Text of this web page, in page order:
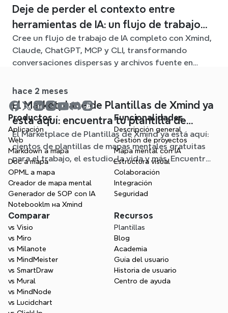
Deje de perder el contexto entre
herramientas de IA: un flujo de trabajo
conectado con Xmind
Cree un flujo de trabajo de IA completo con Xmind,
Claude, ChatGPT, MCP y CLI, transformando
conversaciones dispersas y archivos fuente en
hace 2 meses
El Marketplace de Plantillas de Xmind ya
está aquí: encuentra tu plantilla de
mapa mental para cualquier situación
El Marketplace de Plantillas de Xmind ya está aquí:
cientos de plantillas de mapas mentales gratuitas
para el trabajo, el estudio, la vida y más. Encuentra
el punto de partida ideal y olvídate de la página en
blanco.
Productos
Aplicación
Web
Markdown a mapa
Doc a mapa
OPML a mapa
Creador de mapa mental
Generador de SOP con IA
Notebooklm на Xmind
Funcionalidades
Descripción general
Gestión de proyectos
Mapa mental con IA
Estructura visual
Colaboración
Integración
Seguridad
Comparar
vs Visio
vs Miro
vs Milanote
vs MindMeister
vs SmartDraw
vs Mural
vs MindNode
vs Lucidchart
Recursos
Plantillas
Blog
Academia
Guía del usuario
Historia de usuario
Centro de ayuda